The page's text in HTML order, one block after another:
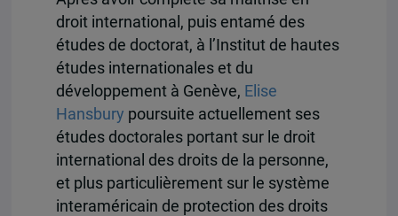
droit international, puis entamé des
études de doctorat, à l’Institut de hautes
études internationales et du
développement à Genève, Elise
Hansbury poursuite actuellement ses
études doctorales portant sur le droit
international des droits de la personne,
et plus particulièrement sur le système
interaméricain de protection des droits